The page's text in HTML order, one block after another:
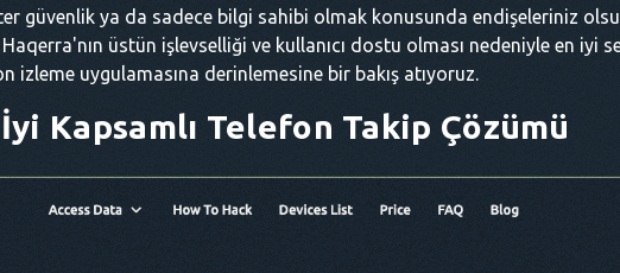
güvenlik ya da sadece bilgi sahibi olmak konusunda endişeleriniz
üstün işlevselliği ve kullanıcı dostu olması nedeniyle en iyi
izleme uygulamasına derinlemesine bir bakış atıyoruz.
Kapsamlı Telefon Takip Çözümü